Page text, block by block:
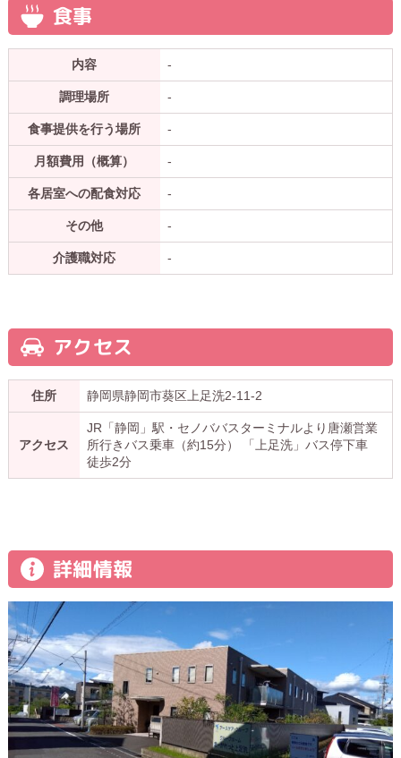
食事
内容 -
調理場所 -
食事提供を行う場所 -
月額費用（概算） -
各居室への配食対応 -
その他 -
介護職対応 -
アクセス
住所 静岡県静岡市葵区上足洗2-11-2
アクセス
JR「静岡」駅・セノババスターミナルより唐瀬営業
所行きバス乗車（約15分） 「上足洗」バス停下車
徒歩2分
詳細情報